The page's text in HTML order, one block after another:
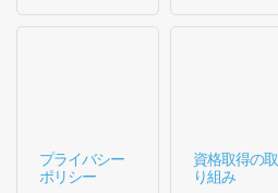
プライバシー
ポリシー
資格取得の取
り組み